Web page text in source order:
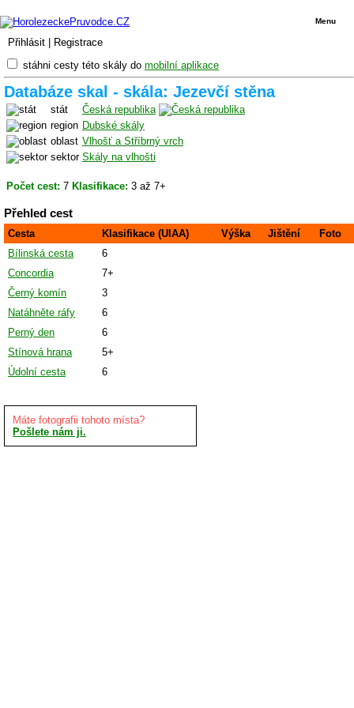
Přihlásit Registrace
Menu
stáhni cesty této skály do mobilní aplikace
Databáze skal - skála: Jezevčí stěna
stát
Česká republika
region Dubské skály
oblast Vlhošť a Stříbrný vrch
sektor Skály na vlhošti
Počet cest: 7 Klasifikace: 3 až 7+
Přehled cest
Cesta Klasifikace (UIAA) Výška Jištění
Foto
Bílinská cesta
6
Concordia
7+
Černý komín
3
Natáhněte ráfy
6
Perný den
6
Stínová hrana
5+
Údolní cesta
6
Máte fotografii tohoto místa?
Pošlete nám ji.